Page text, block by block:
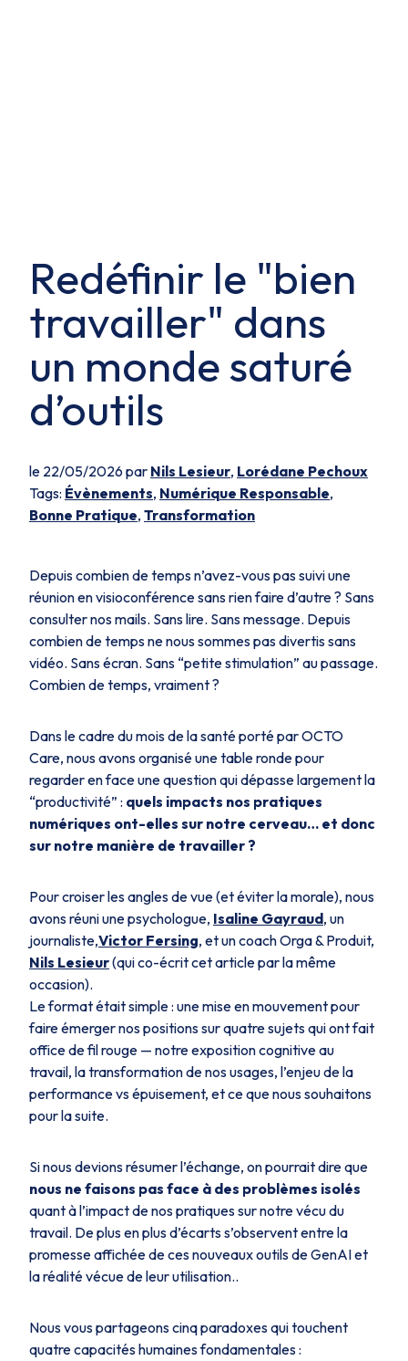
Redéfinir le "bien
travailler" dans
un monde saturé
d’outils
le 22/05/2026 par Nils Lesieur, Lorédane Pechoux
Tags: Évènements, Numérique Responsable,
Bonne Pratique, Transformation
Depuis combien de temps n’avez-vous pas suivi une
réunion en visioconférence sans rien faire d’autre ? Sans
consulter nos mails. Sans lire. Sans message. Depuis
combien de temps ne nous sommes pas divertis sans
vidéo. Sans écran. Sans “petite stimulation” au passage.
Combien de temps, vraiment ?
Dans le cadre du mois de la santé porté par OCTO
Care, nous avons organisé une table ronde pour
regarder en face une question qui dépasse largement la
“productivité” : quels impacts nos pratiques
numériques ont-elles sur notre cerveau… et donc
sur notre manière de travailler ?
Pour croiser les angles de vue (et éviter la morale), nous
avons réuni une psychologue, Isaline Gayraud, un
journaliste,Victor Fersing, et un coach Orga & Produit,
Nils Lesieur(qui co-écrit cet article par la même
occasion).
Le format était simple : une mise en mouvement pour
faire émerger nos positions sur quatre sujets qui ont fait
office de fil rouge — notre exposition cognitive au
travail, la transformation de nos usages, l’enjeu de la
performance vs épuisement, et ce que nous souhaitons
pour la suite.
Si nous devions résumer l’échange, on pourrait dire que
nous ne faisons pas face à des problèmes isolés
quant à l’impact de nos pratiques sur notre vécu du
travail. De plus en plus d’écarts s’observent entre la
promesse affichée de ces nouveaux outils de GenAI et
la réalité vécue de leur utilisation..
Nous vous partageons cinq paradoxes qui touchent
quatre capacités humaines fondamentales :